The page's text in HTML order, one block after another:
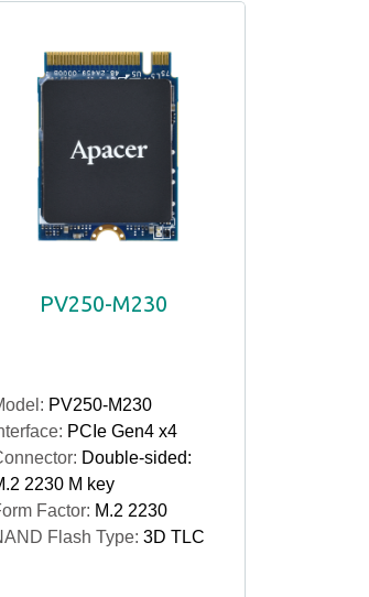
PV250-M230
PV250-M230
PCIe Gen4 x4
Double-sided:
2230 M key
Factor: M.2 2230
Flash Type: 3D TLC